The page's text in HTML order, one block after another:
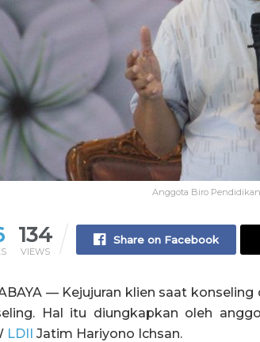
Anggota Biro Pendidikan
134
VIEWS
Share on Facebook
— Kejujuran klien saat
Hal itu diungkapkan oleh
LDII Jatim Hariyono Ichsan.